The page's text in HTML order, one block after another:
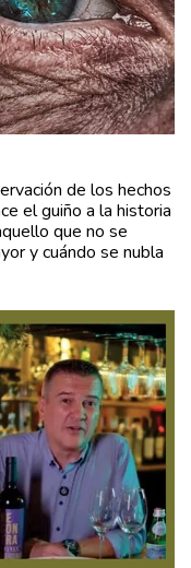
de los hechos
el guiño a la historia
que no se
y cuándo se nubla